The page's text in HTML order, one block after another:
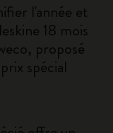
l'année et
18 mois
proposé
spécial